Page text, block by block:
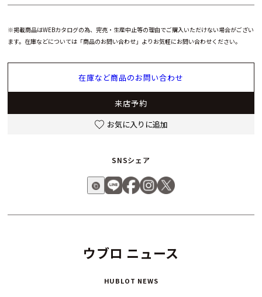
48時間のパワーリザーブを確保。ブラックファブリックとラバ
した実用性も備えています。
「クラシック・フュージョン ヨウジヤマモト オールブラック
カモ」は、ウブロのクラシック・フュージョンコレクションの
中でも独創性と洗練を極めた限定モデルとして、時計愛好家や
初めてのラグジュアリーウォッチ購入者にとっても魅力的な逸
ウブロ ニュース
HUBLOT NEWS
※掲載商品はWEBカタログの為、完売・生産中止等の理由でご購入いただけない場合がござい
ます。在庫などについては「商品のお問い合わせ」よりお気軽にお問い合わせください。
在庫など商品のお問い合わせ
来店予約
お気に入りに追加
SNSシェア